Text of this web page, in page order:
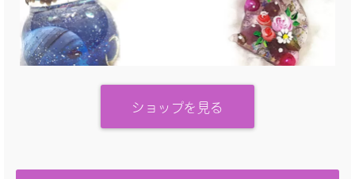
ショップを見る